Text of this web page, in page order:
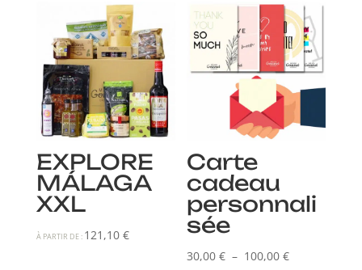
EXPLORE
MÁLAGA
XXL
À PARTIR DE : 121,10 €
Carte
cadeau
personnali
sée
30,00€ – 100,00€Plage